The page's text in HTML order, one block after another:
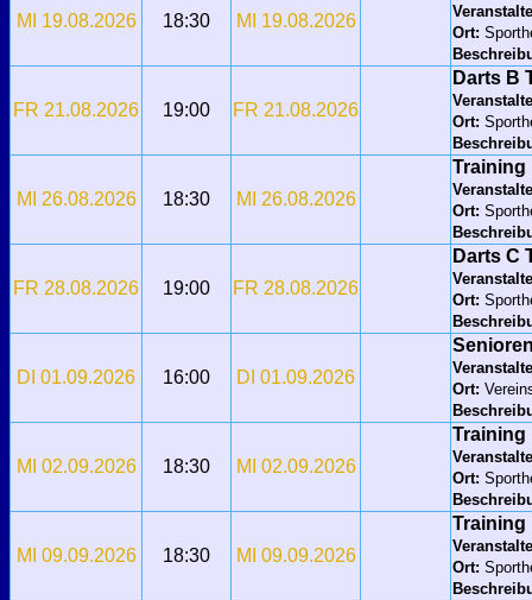
MI 19.08.2026 18:30 MI 19.08.2026
Ort:
FR 21.08.2026 19:00 FR 21.08.2026
Darts B
Ort:
MI 26.08.2026 18:30 MI 26.08.2026
Training
Ort:
FR 28.08.2026 19:00 FR 28.08.2026
Darts C
Ort:
DI 01.09.2026 16:00 DI 01.09.2026
Ort:
MI 02.09.2026 18:30 MI 02.09.2026
Training
Ort:
MI 09.09.2026 18:30 MI 09.09.2026
Training
Ort: